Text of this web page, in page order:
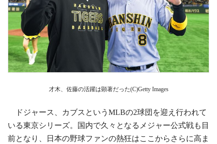
才木、佐藤の活躍は顕著だった(C)Getty Images
ドジャース、カブスというMLBの2球団を迎え行われて
いる東京シリーズ。国内で久々となるメジャー公式戦も目
前となり、日本の野球ファンの熱狂はここからさらに高ま